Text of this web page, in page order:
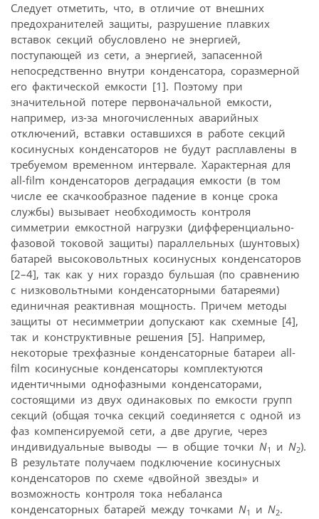
Следует отметить, что, в отличие от внешних
предохранителей защиты, разрушение плавких
вставок секций обусловлено не энергией,
поступающей из сети, а энергией, запасенной
непосредственно внутри конденсатора, соразмерной
его фактической емкости [1]. Поэтому при
значительной потере первоначальной емкости,
например, из-за многочисленных аварийных
отключений, вставки оставшихся в работе секций
косинусных конденсаторов не будут расплавлены в
требуемом временном интервале. Характерная для
all-film конденсаторов деградация емкости (в том
числе ее скачкообразное падение в конце срока
службы) вызывает необходимость контроля
симметрии емкостной нагрузки (дифференциально-
фазовой токовой защиты) параллельных (шунтовых)
батарей высоковольтных косинусных конденсаторов
[2–4], так как у них гораздо бульшая (по сравнению
с низковольтными конденсаторными батареями)
единичная реактивная мощность. Причем методы
защиты от несимметрии допускают как схемные [4],
так и конструктивные решения [5]. Например,
некоторые трехфазные конденсаторные батареи all-
film косинусные конденсаторы комплектуются
идентичными однофазными конденсаторами,
состоящими из двух одинаковых по емкости групп
секций (общая точка секций соединяется с одной из
фаз компенсируемой сети, а две другие, через
индивидуальные выводы — в общие точки N1 и N2).
В результате получаем подключение косинусных
конденсаторов по схеме «двойной звезды» и
возможность контроля тока небаланса
конденсаторных батарей между точками N1 и N2.